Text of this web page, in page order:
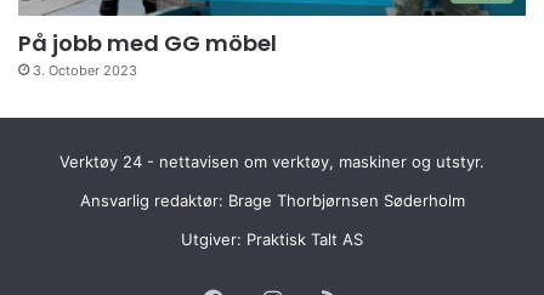
På jobb med GG möbel
3. October 2023
Verktøy 24 - nettavisen om verktøy, maskiner og utstyr.
Ansvarlig redaktør: Brage Thorbjørnsen Søderholm
Utgiver: Praktisk Talt AS